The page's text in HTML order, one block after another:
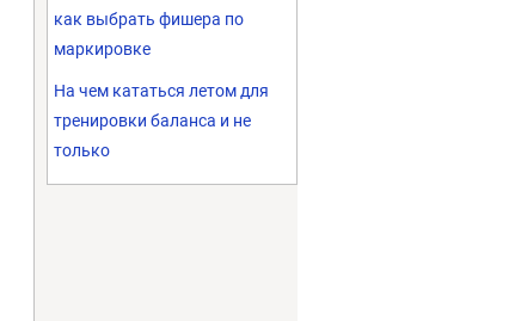
как выбрать фишера по
маркировке
На чем кататься летом для
тренировки баланса и не
только